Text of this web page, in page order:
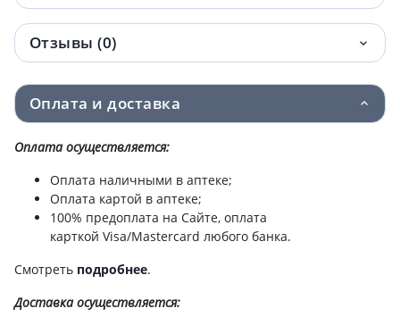
Отзывы (0)
Оплата и доставка
Оплата осуществляется:
Оплата наличными в аптеке;
Оплата картой в аптеке;
100% предоплата на Сайте, оплата
карткой Visa/Mastercard любого банка.
Смотреть подробнее.
Доставкаосуществляется: